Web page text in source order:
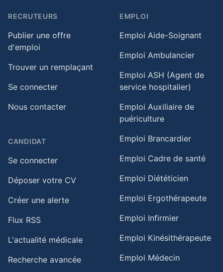
RECRUTEURS
Publier une offre
d'emploi
Trouver un remplaçant
Se connecter
Nous contacter
CANDIDAT
Se connecter
Déposer votre CV
Créer une alerte
Flux RSS
L'actualité médicale
Recherche avancée
EMPLOI
Emploi Aide-Soignant
Emploi Ambulancier
Emploi ASH (Agent de
service hospitalier)
Emploi Auxiliaire de
puériculture
Emploi Brancardier
Emploi Cadre de santé
Emploi Diététicien
Emploi Ergothérapeute
Emploi Infirmier
Emploi Kinésithérapeute
Emploi Médecin